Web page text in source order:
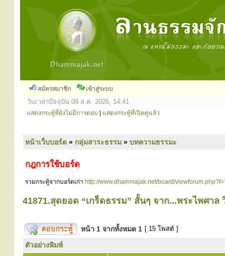
สมัครสมาชิก เข้าสู่ระบบ
วันเวลาปัจจุบัน 09 ส.ค. 2026, 14:41
แสดงกระทู้ที่ยังไม่มีการตอบ แสดงกระทู้ที่เปิดดูแล้ว
หน้าเว็บบอร์ด » กลุ่มสาระธรรม » บทความธรรมะ
กฎการใช้บอร์ด
รวมกระทู้จากบอร์ดเก่า http://www.dhammajak.net/board/
41871.สุดยอด “เกร็ดธรรม” สั้นๆ จาก...พระไพศาล
หน้า 1 จากทั้งหมด 1 [ 15 โพสต์ ]
ตัวอย่างพิมพ์